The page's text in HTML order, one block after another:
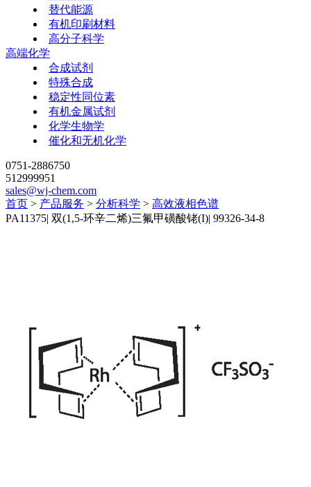
替代能源
有机印刷材料
高分子科学
高端化学
合成试剂
特殊合成
稳定性同位素
有机金属试剂
化学生物学
催化和无机化学
0751-2886750
512999951
sales@wj-chem.com
首页 > 产品服务 > 分析科学 > 高效液相色谱
PA11375| 双(1,5-环辛二烯)三氟甲磺酸铑(I)| 99326-34-8